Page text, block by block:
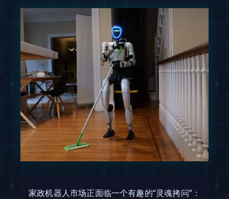
家政机器人市场正面临一个有趣的“灵魂拷问”：